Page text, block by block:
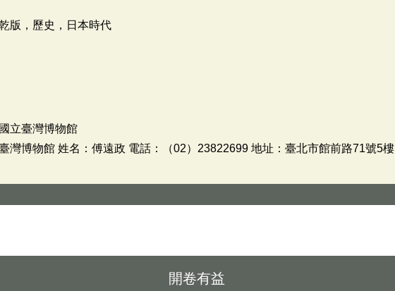
版，歷史，日本時代
立臺灣博物館
灣博物館 姓名：傅遠政 電話：（02）23822699 地址：臺北市館前路71號5樓
開卷有益